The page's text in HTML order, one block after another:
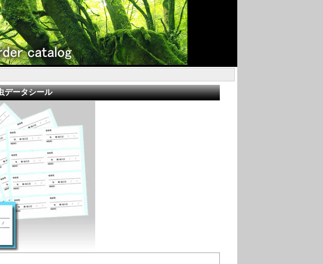
データシール